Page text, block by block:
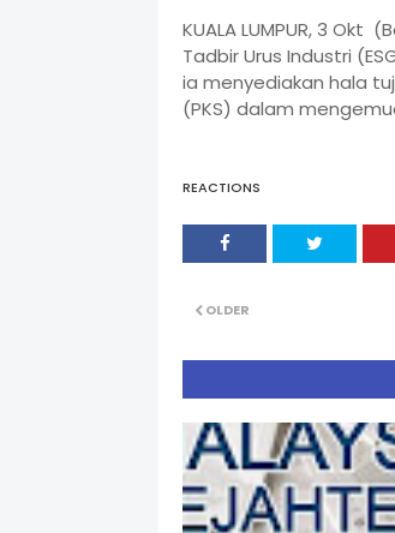
KUALA LUMPUR, 3
Tadbir Urus Industri
ia menyediakan hala
(PKS) dalam
REACTIONS
OLDER